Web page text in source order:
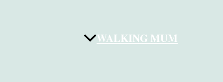
WALKING MUM